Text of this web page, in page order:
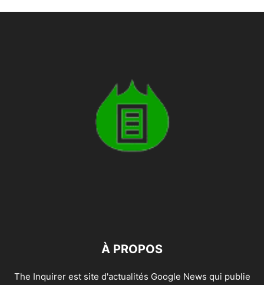
À PROPOS
The Inquirer est site d'actualités Google News qui publie